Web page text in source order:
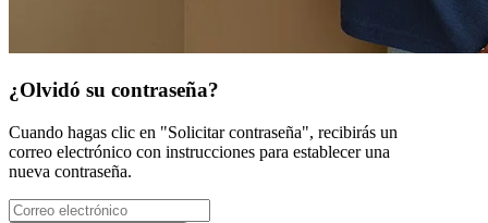
¿Olvidó su contraseña?
Cuando hagas clic en "Solicitar contraseña", recibirás un
correo electrónico con instrucciones para establecer una
nueva contraseña.